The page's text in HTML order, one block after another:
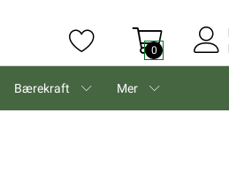
0
Bærekraft Mer